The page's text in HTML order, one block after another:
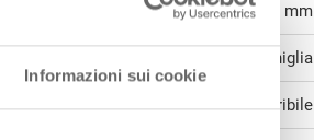
Informazioni sui cookie
fondo a nervature concentriche 15 mm
2 impugnature a conchiglia
inseribile